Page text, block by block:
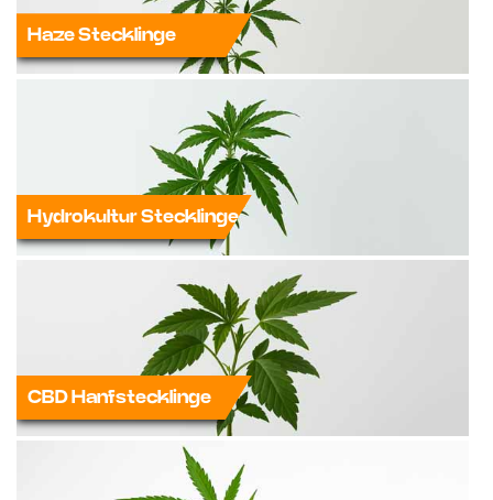
Haze Stecklinge
Hydrokultur Stecklinge
CBD Hanfstecklinge